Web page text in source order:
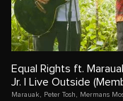
Equal Rights ft.
Jr. | Live Outside
Marauak Peter Tosh Mermans